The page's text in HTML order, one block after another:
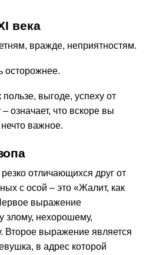
века
вражде, неприятностям.
осторожнее.
выгоде, успеху от
означает, что вскоре вы
важное.
отличающихся друг от
с осой – это «Жалит, как
выражение
злому, нехорошему,
Второе выражение является
в адрес которой